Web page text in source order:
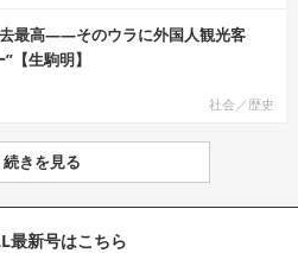
最高――そのウラに外国人観光客
【生駒明】
社会／歴史
続きを見る
最新号はこちら